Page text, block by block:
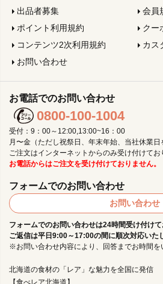
出品者募集
会員
ポイント利用規約
クー
コンテンツ2次利用規約
カス
お問い合わせ
北海道の食材の「レア」な魅力を全国に発信
【食べレア北海道】
お電話でのお問い合わせ
0800-100-1004
受付：9：00～12:00,13:00~16：00
月〜金（ただし祝祭日、年末年始、当社休業日
ご注文はインターネットからのみ受け付けてお
お電話からはご注文を受け付けておりません。
フォームでのお問い合わせ
お問い合わせ
フォームでのお問い合わせは24時間受け付けて
ご返信は平日9:00～17:00の間に順次対応いた
※お問い合わせ内容により、回答までお時間を